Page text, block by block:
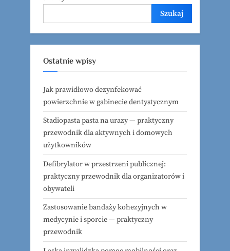
Szukaj
Ostatnie wpisy
Jak prawidłowo dezynfekować
powierzchnie w gabinecie dentystycznym
Stadiopasta pasta na urazy — praktyczny
przewodnik dla aktywnych i domowych
użytkowników
Defibrylator w przestrzeni publicznej:
praktyczny przewodnik dla organizatorów i
obywateli
Zastosowanie bandaży kohezyjnych w
medycynie i sporcie — praktyczny
przewodnik